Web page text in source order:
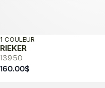
RIEKER
13950
1 COULEUR
160.00$